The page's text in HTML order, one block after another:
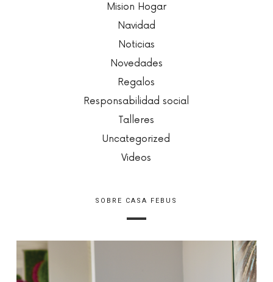
Mision Hogar
Navidad
Noticias
Novedades
Regalos
Responsabilidad social
Talleres
Uncategorized
Videos
SOBRE CASA FEBUS